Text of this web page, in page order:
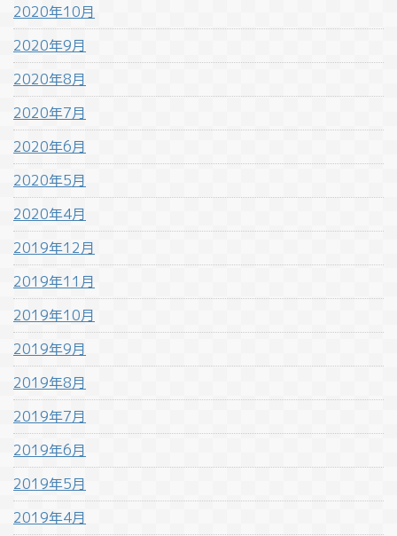
2020年10月
2020年9月
2020年8月
2020年7月
2020年6月
2020年5月
2020年4月
2019年12月
2019年11月
2019年10月
2019年9月
2019年8月
2019年7月
2019年6月
2019年5月
2019年4月